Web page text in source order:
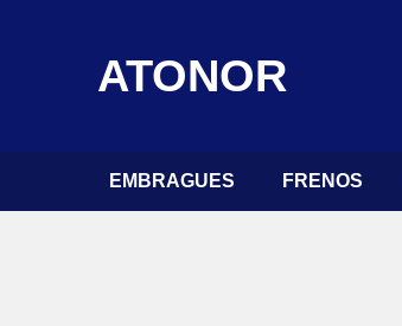
ATONOR
EMBRAGUES FRENOS